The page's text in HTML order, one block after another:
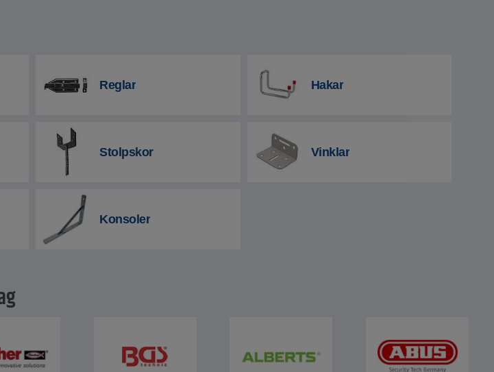
Reglar Hakar
Stolpskor Vinklar
Konsoler